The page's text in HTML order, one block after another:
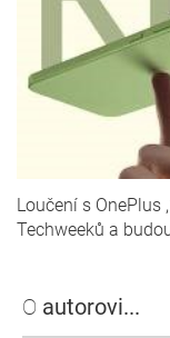
O autorovi...
Loučení s
Techweeků a